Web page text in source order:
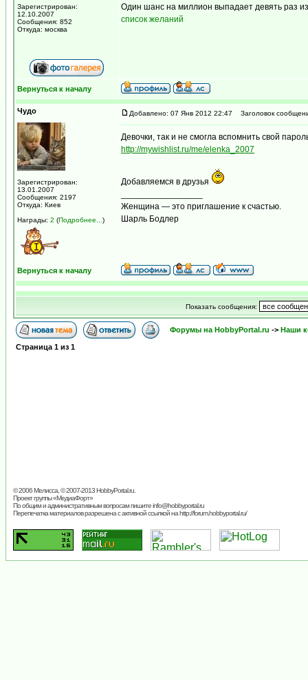
Зарегистрирован:
12.10.2007
Сообщения: 852
Откуда: москва
Один шанс на миллион выпадает девять раз
список желаний
Вернуться к началу
Чудо
Зарегистрирован:
13.01.2007
Сообщения: 2197
Откуда: Киев
Награды: 2 (Подробнее... )
Добавлено: 07 Янв 2012 22:47 Заголовок
Девочки, так и не смогла вспомнить свой
http://mywishlist.ru/me/elenka_2007
Добавляемся в друзья
Женщина — это приглашение к счастью.
Шарль Бодлер
Вернуться к началу
Показать сообщения:
Форумы на HobbyPortal.ru -> Наши
Страница 1 из 1
© 2006 Мелисса, © 2007-2013HobbyPortal.ru
Проект группы «МедиаФорт»
По общим и административным вопросам пишитеinfo@hobbyportal.ru
Перепечатка материалов разрешена с активной ссылкой на http://forum.hobbyportal.ru/